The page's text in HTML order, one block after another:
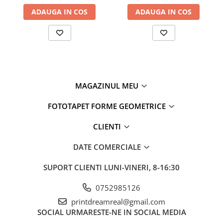
si gaurile pentru prize, intrerupatoare.
Recomandam montajul de catre o persoana specializata.
Fototapetul 3d din vinyl va asigura o acoperire integrala a
afectata imaginea sau textura.
Produsul va fi ambalat intr-un tub de carton dur care va oferi
ADAUGA IN COS ADAUGA IN COS
MAGAZINUL MEU
FOTOTAPET FORME GEOMETRICE
CLIENTI
DATE COMERCIALE
SUPORT CLIENTI LUNI-VINERI, 8-16:30
0752985126
printdreamreal@gmail.com
SOCIAL URMARESTE-NE IN SOCIAL MEDIA